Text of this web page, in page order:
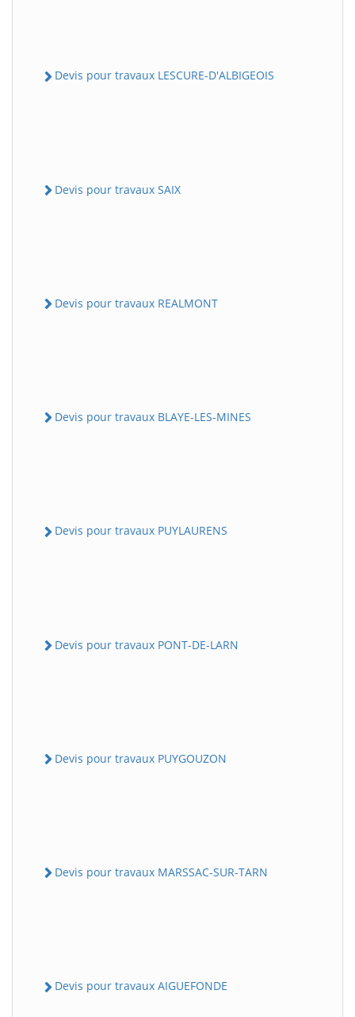
Devis pour travaux LESCURE-D'ALBIGEOIS
Devis pour travaux SAIX
Devis pour travaux REALMONT
Devis pour travaux BLAYE-LES-MINES
Devis pour travaux PUYLAURENS
Devis pour travaux PONT-DE-LARN
Devis pour travaux PUYGOUZON
Devis pour travaux MARSSAC-SUR-TARN
Devis pour travaux AIGUEFONDE